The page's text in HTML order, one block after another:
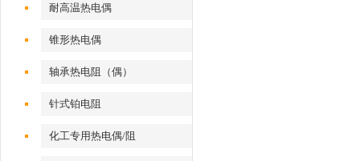
耐高温热电偶
锥形热电偶
轴承热电阻（偶）
针式铂电阻
化工专用热电偶/阻